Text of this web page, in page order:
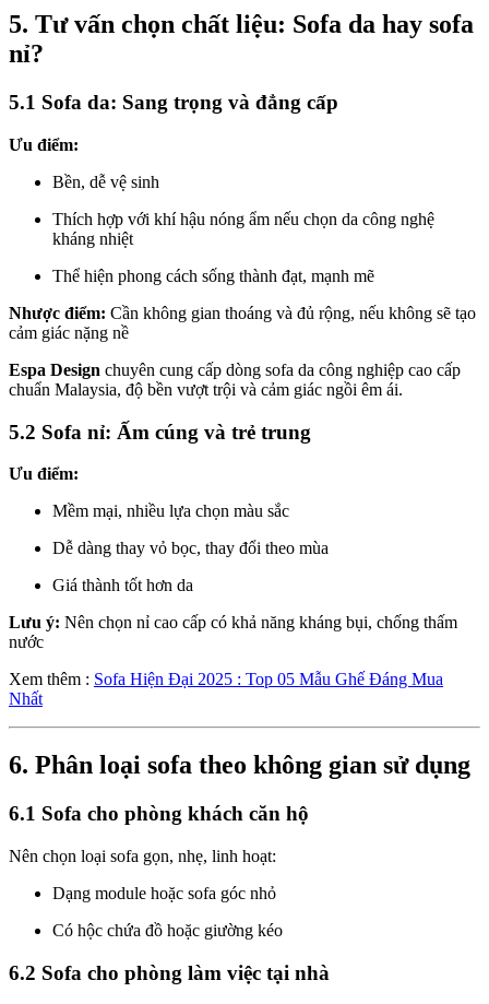
5. Tư vấn chọn chất liệu: Sofa da hay sofa
nỉ?
5.1 Sofa da: Sang trọng và đẳng cấp
Ưu điểm:
Bền, dễ vệ sinh
Thích hợp với khí hậu nóng ẩm nếu chọn da công nghệ
kháng nhiệt
Thể hiện phong cách sống thành đạt, mạnh mẽ
Nhược điểm: Cần không gian thoáng và đủ rộng, nếu không sẽ tạo
cảm giác nặng nề
Espa Design chuyên cung cấp dòng sofa da công nghiệp cao cấp
chuẩn Malaysia, độ bền vượt trội và cảm giác ngồi êm ái.
5.2 Sofa nỉ: Ấm cúng và trẻ trung
Ưu điểm:
Mềm mại, nhiều lựa chọn màu sắc
Dễ dàng thay vỏ bọc, thay đổi theo mùa
Giá thành tốt hơn da
Lưu ý: Nên chọn nỉ cao cấp có khả năng kháng bụi, chống thấm
nước
Xem thêm : Sofa Hiện Đại 2025 : Top 05 Mẫu Ghế Đáng Mua
Nhất
6. Phân loại sofa theo không gian sử dụng
6.1 Sofa cho phòng khách căn hộ
Nên chọn loại sofa gọn, nhẹ, linh hoạt:
Dạng module hoặc sofa góc nhỏ
Có hộc chứa đồ hoặc giường kéo
6.2 Sofa cho phòng làm việc tại nhà